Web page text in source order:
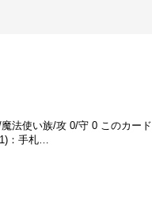
法使い族/攻 0/守 0 このカー
：手札…